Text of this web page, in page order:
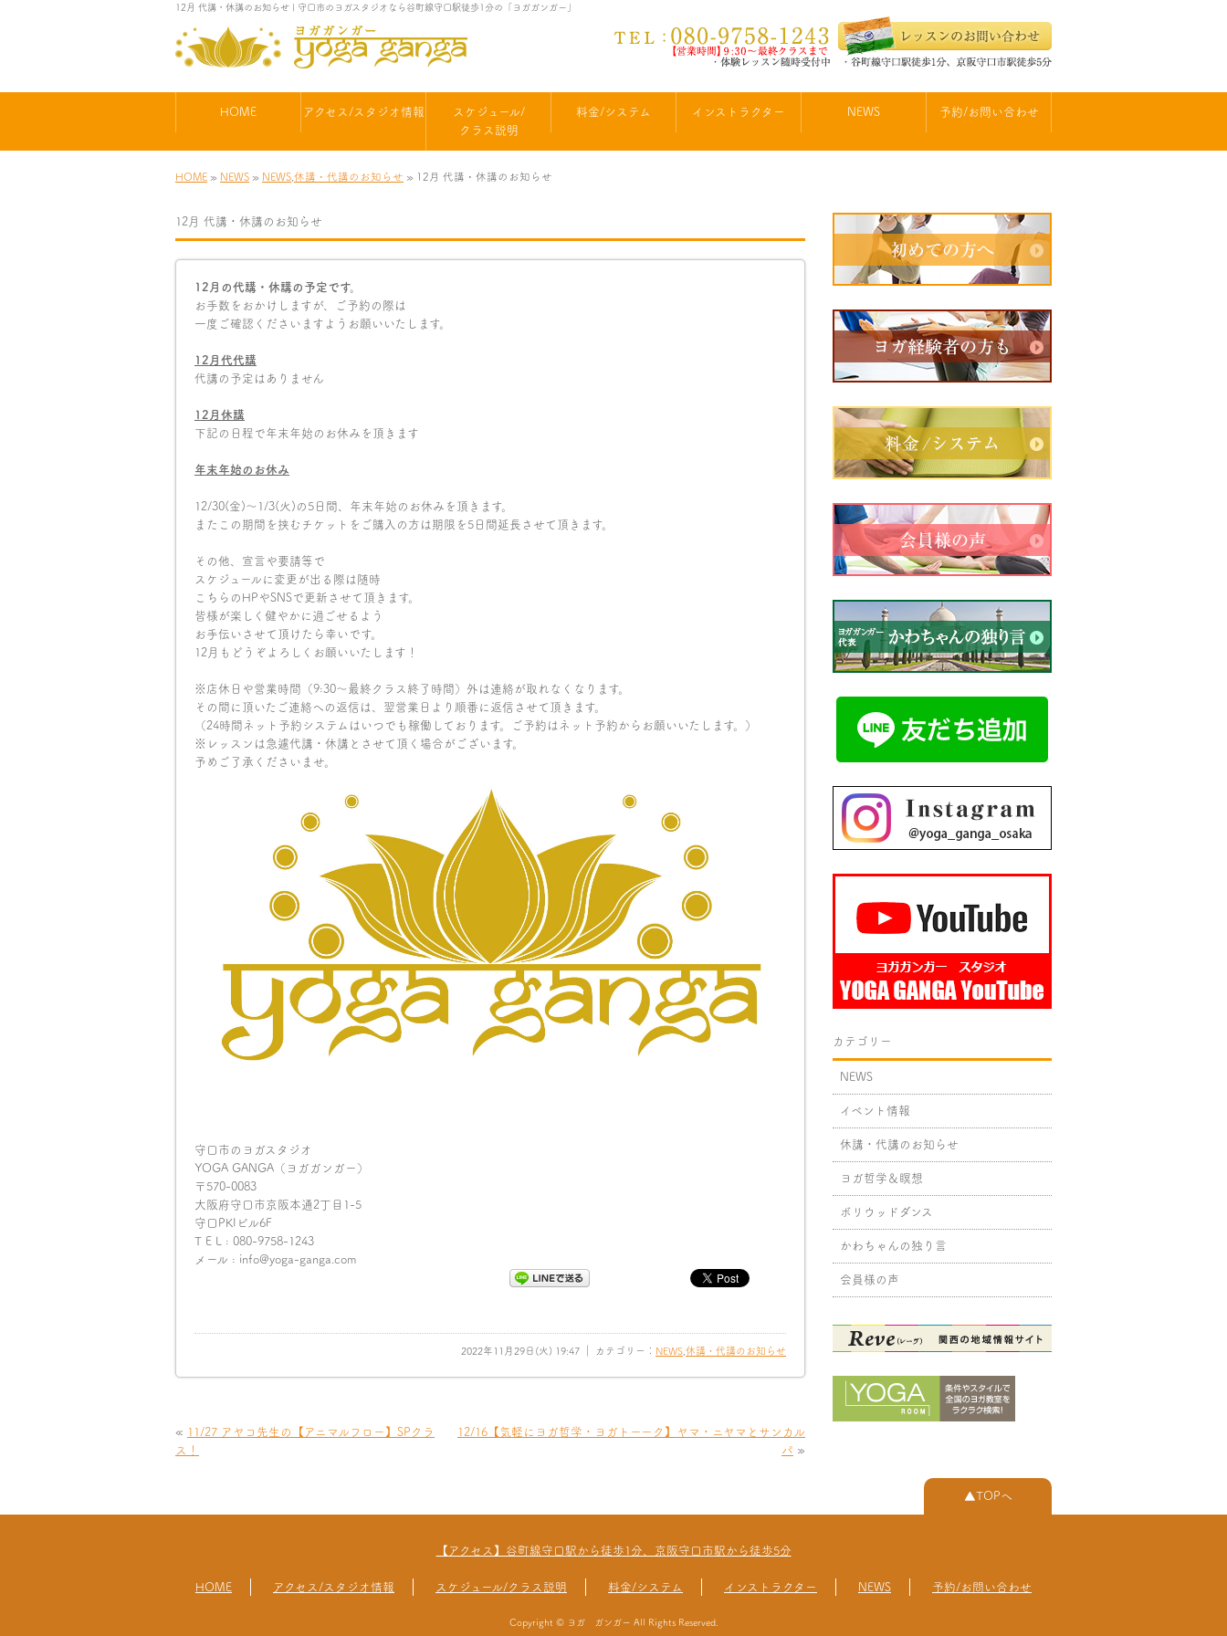
12月 代講・休講のお知らせ | 守口市のヨガスタジオなら谷町線守口駅徒歩1分の「ヨガガンガー」
HOME アクセス/スタジオ情報
スケジュール/
クラス説明
料金/システム インストラクター NEWS 予約/お問い合わせ
HOME » NEWS » NEWS 休講・代講のお知らせ » 12月 代講・休講のお知らせ
12月 代講・休講のお知らせ
12月の代講・休講の予定です。
お手数をおかけしますが、ご予約の際は
一度ご確認くださいますようお願いいたします。
12 月代代講
代講の予定はありません
12 月休講
下記の日程で年末年始のお休みを頂きます
年末年始のお休み
12/30(金)〜1/3(火)の5日間、年末年始のお休みを頂きます。
またこの期間を挟むチケットをご購入の方は期限を5日間延長させて頂きます。
その他、宣言や要請等で
スケジュールに変更が出る際は随時
こちらのHPやSNSで更新させて頂きます。
皆様が楽しく健やかに過ごせるよう
お手伝いさせて頂けたら幸いです。
12月もどうぞよろしくお願いいたします！
※店休日や営業時間（9:30〜最終クラス終了時間）外は連絡が取れなくなります。
その間に頂いたご連絡への返信は、翌営業日より順番に返信させて頂きます。
（24時間ネット予約システムはいつでも稼働しております。ご予約はネット予約からお願いいたします。）
※レッスンは急遽代講・休講とさせて頂く場合がございます。
予めご了承くださいませ。
守口市のヨガスタジオ
YOGA GANGA（ヨガガンガー）
〒570-0083
大阪府守口市京阪本通2丁目1-5
守口PKIビル6F
T E L : 080-9758-1243
メール : info@yoga-ganga.com
2022年11月29日(火) 19:47 ｜ カテゴリー： NEWS 休講・代講のお知らせ
« 11/27 アヤコ先生の【アニマルフロー】SPクラ
ス！
12/16【気軽にヨガ哲学・ヨガトーーク】ヤマ・ニヤマとサンカル
パ »
カテゴリー
NEWS
イベント情報
休講・代講のお知らせ
ヨガ哲学＆瞑想
ボリウッドダンス
かわちゃんの独り言
会員様の声
▲TOPへ
【アクセス】谷町線守口駅から徒歩1分、京阪守口市駅から徒歩5分
HOME アクセス/スタジオ情報 スケジュール/クラス説明 料金/システム インストラクター NEWS 予約/お問い合わせ
Copyright © ヨガ ガンガー All Rights Reserved.